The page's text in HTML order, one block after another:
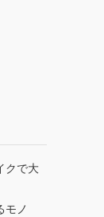
クで大
モノ